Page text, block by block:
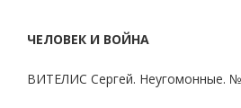
ЧЕЛОВЕК И ВОЙНА
ВИТЕЛИС Сергей. Неугомонные.